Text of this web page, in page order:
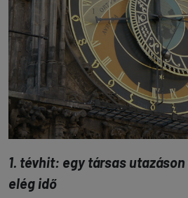
1. tévhit: egy társas
elég idő